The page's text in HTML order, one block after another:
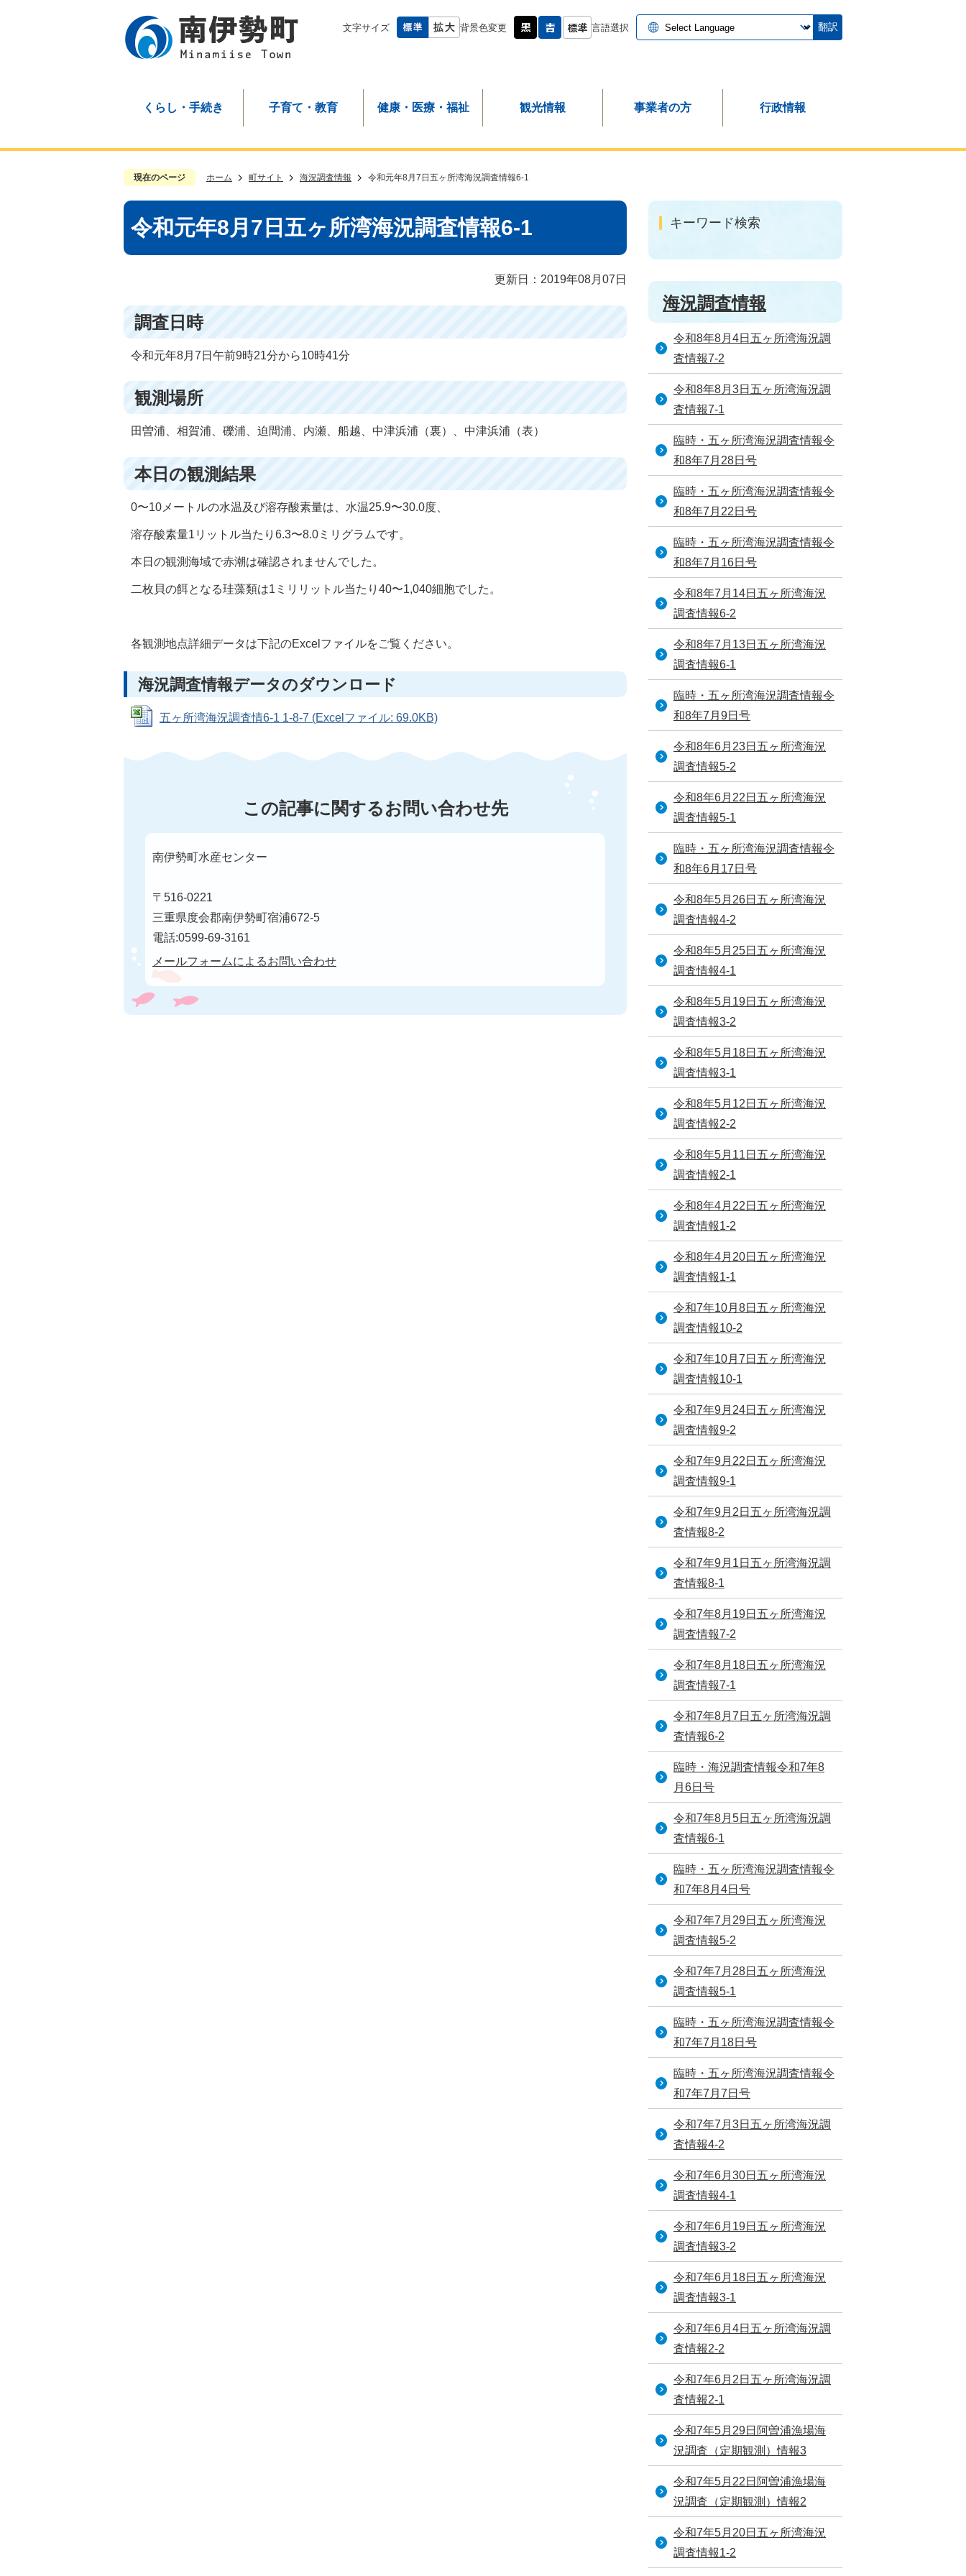
文字サイズ 背景色変更 言語選択 翻訳
くらし・手続き 子育て・教育 健康・医療・福祉 観光情報 事業者の方 行政情報
現在のページ ホーム 町サイト 海況調査情報 令和元年8月7日五ヶ所湾海況調査情報6-1
令和元年8月7日五ヶ所湾海況調査情報6-1
更新日：2019年08月07日
調査日時
令和元年8月7日午前9時21分から10時41分
観測場所
田曽浦、相賀浦、礫浦、迫間浦、内瀬、船越、中津浜浦（裏）、中津浜浦（表）
本日の観測結果
0〜10メートルの水温及び溶存酸素量は、水温25.9〜30.0度、
溶存酸素量1リットル当たり6.3〜8.0ミリグラムです。
本日の観測海域で赤潮は確認されませんでした。
二枚貝の餌となる珪藻類は1ミリリットル当たり40〜1,040細胞でした。
各観測地点詳細データは下記のExcelファイルをご覧ください。
海況調査情報データのダウンロード
五ヶ所湾海況調査情6-1 1-8-7 (Excelファイル: 69.0KB)
この記事に関するお問い合わせ先
南伊勢町水産センター
〒516-0221
三重県度会郡南伊勢町宿浦672-5
電話:0599-69-3161
メールフォームによるお問い合わせ
キーワード検索
海況調査情報
令和8年8月4日五ヶ所湾海況調
査情報7-2
令和8年8月3日五ヶ所湾海況調
査情報7-1
臨時・五ヶ所湾海況調査情報令
和8年7月28日号
臨時・五ヶ所湾海況調査情報令
和8年7月22日号
臨時・五ヶ所湾海況調査情報令
和8年7月16日号
令和8年7月14日五ヶ所湾海況
調査情報6-2
令和8年7月13日五ヶ所湾海況
調査情報6-1
臨時・五ヶ所湾海況調査情報令
和8年7月9日号
令和8年6月23日五ヶ所湾海況
調査情報5-2
令和8年6月22日五ヶ所湾海況
調査情報5-1
臨時・五ヶ所湾海況調査情報令
和8年6月17日号
令和8年5月26日五ヶ所湾海況
調査情報4-2
令和8年5月25日五ヶ所湾海況
調査情報4-1
令和8年5月19日五ヶ所湾海況
調査情報3-2
令和8年5月18日五ヶ所湾海況
調査情報3-1
令和8年5月12日五ヶ所湾海況
調査情報2-2
令和8年5月11日五ヶ所湾海況
調査情報2-1
令和8年4月22日五ヶ所湾海況
調査情報1-2
令和8年4月20日五ヶ所湾海況
調査情報1-1
令和7年10月8日五ヶ所湾海況
調査情報10-2
令和7年10月7日五ヶ所湾海況
調査情報10-1
令和7年9月24日五ヶ所湾海況
調査情報9-2
令和7年9月22日五ヶ所湾海況
調査情報9-1
令和7年9月2日五ヶ所湾海況調
査情報8-2
令和7年9月1日五ヶ所湾海況調
査情報8-1
令和7年8月19日五ヶ所湾海況
調査情報7-2
令和7年8月18日五ヶ所湾海況
調査情報7-1
令和7年8月7日五ヶ所湾海況調
査情報6-2
臨時・海況調査情報令和7年8
月6日号
令和7年8月5日五ヶ所湾海況調
査情報6-1
臨時・五ヶ所湾海況調査情報令
和7年8月4日号
令和7年7月29日五ヶ所湾海況
調査情報5-2
令和7年7月28日五ヶ所湾海況
調査情報5-1
臨時・五ヶ所湾海況調査情報令
和7年7月18日号
臨時・五ヶ所湾海況調査情報令
和7年7月7日号
令和7年7月3日五ヶ所湾海況調
査情報4-2
令和7年6月30日五ヶ所湾海況
調査情報4-1
令和7年6月19日五ヶ所湾海況
調査情報3-2
令和7年6月18日五ヶ所湾海況
調査情報3-1
令和7年6月4日五ヶ所湾海況調
査情報2-2
令和7年6月2日五ヶ所湾海況調
査情報2-1
令和7年5月29日阿曽浦漁場海
況調査（定期観測）情報3
令和7年5月22日阿曽浦漁場海
況調査（定期観測）情報2
令和7年5月20日五ヶ所湾海況
調査情報1-2